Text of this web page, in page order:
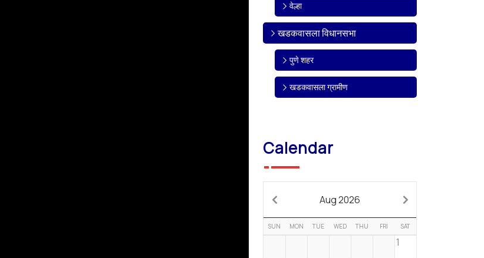
वेल्हा
खडकवासला विधानसभा
पुणे शहर
खडकवासला ग्रामीण
Calendar
Aug 2026
SUN MON TUE WED THU FRI SAT
1